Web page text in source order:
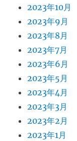
2023年10月
2023年9月
2023年8月
2023年7月
2023年6月
2023年5月
2023年4月
2023年3月
2023年2月
2023年1月